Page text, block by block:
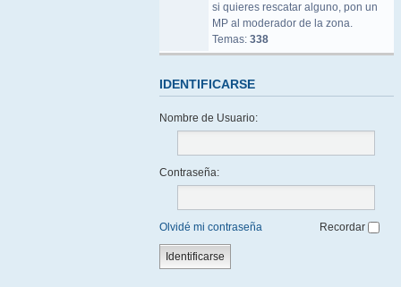
si quieres rescatar alguno, pon un
MP al moderador de la zona.
Temas: 338
IDENTIFICARSE
Nombre de Usuario:
Contraseña:
Olvidé mi contraseña Recordar